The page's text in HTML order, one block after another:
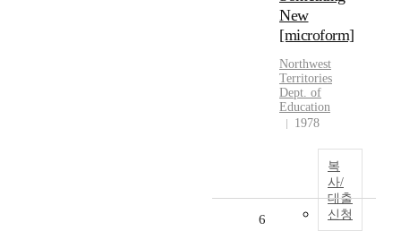
New
[microform]
Northwest
Territories
Dept. of
Education
1978
복
사/
대출
신청
6